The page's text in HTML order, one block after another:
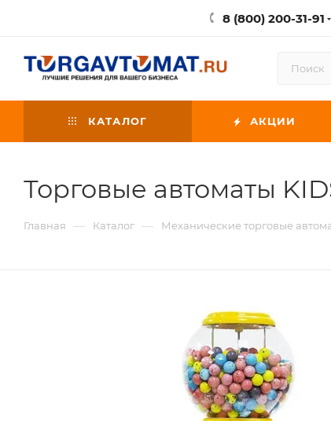
8 (800) 200-31-91
КАТАЛОГ АКЦИИ
Торговые автоматы
Главная — Каталог — Механические торговые